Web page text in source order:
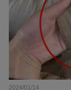
2024/01/14